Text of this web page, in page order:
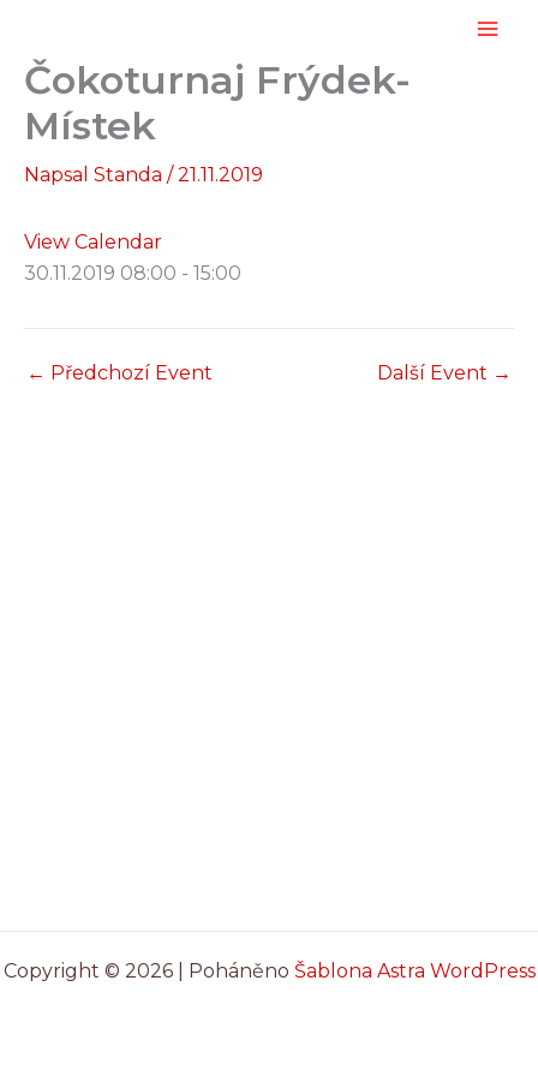
obsahČokoturnaj Frýdek-
Místek
Napsal Standa /21.11.2019
View Calendar
30.11.2019 08:00 - 15:00
← Předchozí Event Další Event →
Copyright © 2026 | Poháněno Šablona Astra WordPress